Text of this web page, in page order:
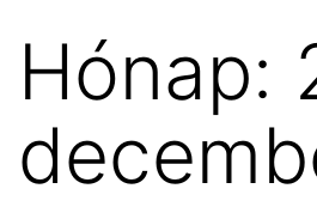
Hónap: